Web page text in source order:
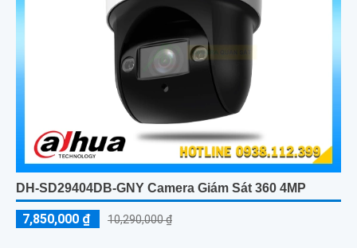
DH-SD29404DB-GNY Camera Giám Sát 360 4MP
7,850,000 ₫ 10,290,000 ₫